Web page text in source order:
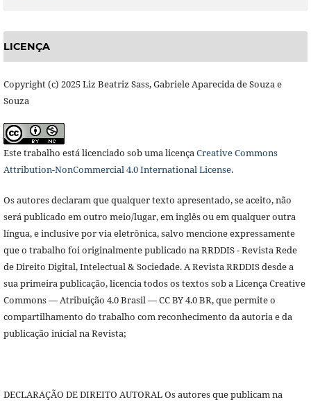
LICENÇA
Copyright (c) 2025 Liz Beatriz Sass, Gabriele Aparecida de Souza e
Souza
Este trabalho está licenciado sob uma licençaCreative Commons
Attribution-NonCommercial 4.0 International License.
Os autores declaram que qualquer texto apresentado, se aceito, não
será publicado em outro meio/lugar, em inglês ou em qualquer outra
língua, e inclusive por via eletrônica, salvo mencione expressamente
que o trabalho foi originalmente publicado na RRDDIS - Revista Rede
de Direito Digital, Intelectual & Sociedade. A Revista RRDDIS desde a
sua primeira publicação, licencia todos os textos sob a Licença Creative
Commons — Atribuição 4.0 Brasil — CC BY 4.0 BR, que permite o
compartilhamento do trabalho com reconhecimento da autoria e da
publicação inicial na Revista;
DECLARAÇÃO DE DIREITO AUTORAL Os autores que publicam na